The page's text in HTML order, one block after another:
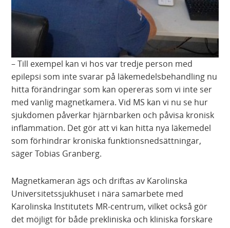
– Till exempel kan vi hos var tredje person med
epilepsi som inte svarar på läkemedelsbehandling nu
hitta förändringar som kan opereras som vi inte ser
med vanlig magnetkamera. Vid MS kan vi nu se hur
sjukdomen påverkar hjärnbarken och påvisa kronisk
inflammation. Det gör att vi kan hitta nya läkemedel
som förhindrar kroniska funktionsnedsättningar,
säger Tobias Granberg.
Magnetkameran ägs och driftas av Karolinska
Universitetssjukhuset i nära samarbete med
Karolinska Institutets MR-centrum, vilket också gör
det möjligt för både prekliniska och kliniska forskare